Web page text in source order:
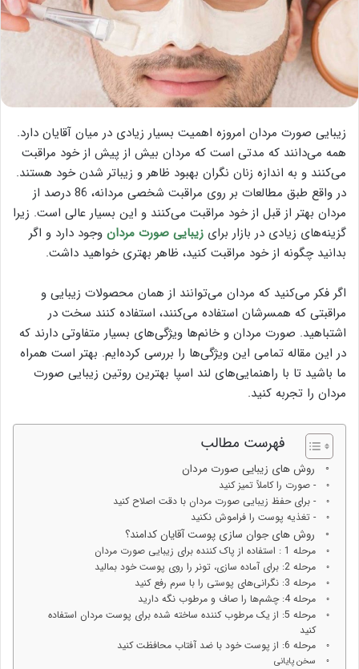
زیبایی صورت مردان امروزه اهمیت بسیار زیادی در میان آقایان دارد.
همه می‌دانند که مدتی است که مردان بیش از پیش از خود مراقبت
می‌کنند و به اندازه زنان نگران بهبود ظاهر و زیباتر شدن خود هستند.
در واقع طبق مطالعات بر روی مراقبت شخصی مردانه، 86 درصد از
مردان بهتر از قبل از خود مراقبت می‌کنند و این بسیار عالی است. زیرا
گزینه‌های زیادی در بازار برای زیبایی صورت مردان وجود دارد و اگر
بدانید چگونه از خود مراقبت کنید، ظاهر بهتری خواهید داشت.
اگر فکر می‌کنید که مردان می‌توانند از همان محصولات زیبایی و
مراقبتی که همسرشان استفاده می‌کنند، استفاده کنند سخت در
اشتباهید. صورت مردان و خانم‌ها ویژگی‌های بسیار متفاوتی دارند که
در این مقاله تمامی این ویژگی‌ها را بررسی کرده‌ایم. بهتر است همراه
ما باشید تا با راهنمایی‌های لند اسپا بهترین روتین زیبایی صورت
مردان را تجربه کنید.
فهرست مطالب
روش‌ های زیبایی صورت مردان
- صورت را کاملاً تمیز کنید
- برای حفظ زیبایی صورت مردان با دقت اصلاح کنید
- تغذیه پوست را فراموش نکنید
روش‌ های جوان‌ سازی پوست آقایان کدامند؟
مرحله 1 : استفاده از پاک کننده برای زیبایی صورت مردان
مرحله 2: برای آماده سازی، تونر را روی پوست خود بمالید
مرحله 3: نگرانی‌های پوستی را با سرم رفع کنید
مرحله 4: چشم‌ها را صاف و مرطوب نگه دارید
مرحله 5: از یک مرطوب کننده ساخته شده برای پوست مردان استفاده
کنید
مرحله 6: از پوست خود با ضد آفتاب محافظت کنید
سخن پایانی